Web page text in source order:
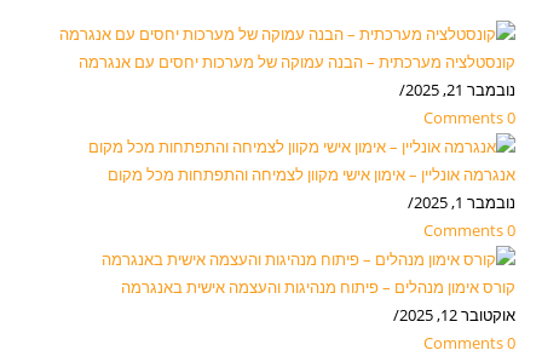
קונסטלציה מערכתית – הבנה עמוקה של מערכות יחסים עם אנגרמה
נובמבר 21, 2025
/
0 Comments
אנגרמה אונליין – אימון אישי מקוון לצמיחה והתפתחות מכל מקום
נובמבר 1, 2025
/
0 Comments
קורס אימון מנהלים – פיתוח מנהיגות והעצמה אישית באנגרמה
אוקטובר 12, 2025
/
0 Comments